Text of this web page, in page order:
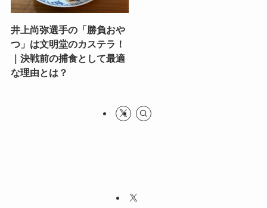
井上尚弥選手の「勝負おや
つ」は文明堂のカステラ！
｜決戦前の捕食として最適
な理由とは？